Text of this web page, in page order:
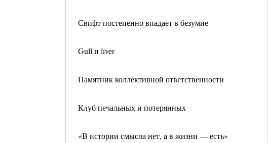
Свифт постепенно впадает в безумие
Gull и liver
Памятник коллективной ответственности
Клуб печальных и потерянных
«В истории смысла нет, а в жизни — есть»